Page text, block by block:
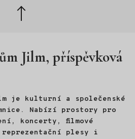
alkoholu vyvine a co všechno
příběh filmu Pod parou.
změnili hlavní čtveřici
postavy a příběh adaptovali
Mikulova.
Zpět
nahoru
Jilm, příspěvková
je kulturní a společenské
Nabízí prostory pro
koncerty, filmové
plesy i